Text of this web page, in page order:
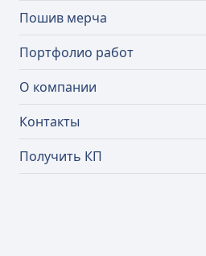
Пошив мерча
Портфолио работ
О компании
Контакты
Получить КП